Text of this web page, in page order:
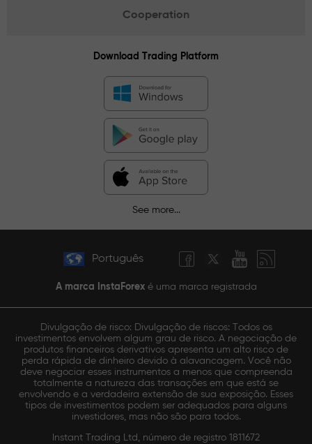
Cooperation
Download Trading Platform
See more...
Português
A marca InstaForexé uma marca registrada
Divulgação de risco: Divulgação de riscos: Todos os
investimentos envolvem algum grau de risco. A negociação de
produtos financeiros derivativos apresenta um alto risco de
perda rápida de dinheiro devido à alavancagem. Você não
deve negociar esses instrumentos a menos que compreenda
totalmente a natureza das transações em que está se
envolvendo e a verdadeira extensão de sua exposição. Esses
tipos de investimentos podem ser adequados para alguns
investidores, mas não são para todos.
Instant Trading Ltd, número de registro 1811672